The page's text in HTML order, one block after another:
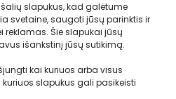
slapukus, kad galėtume
svetaine, saugoti jūsų parinktis ir
reklamas. Šie slapukai jūsų
išankstinį jūsų sutikimą.
kai kuriuos arba visus
slapukus gali pasikeisti